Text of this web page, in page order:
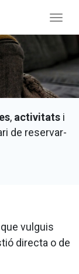
, activitats i
de reservar-
vulguis
directa o de